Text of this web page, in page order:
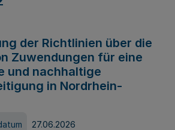
der Richtlinien über die
Zuwendungen für eine
und nachhaltige
in Nordrhein-
27.06.2026